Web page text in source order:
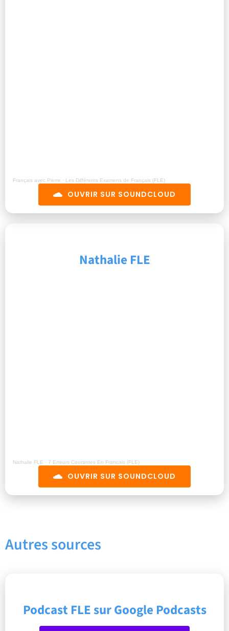
Français avec Pierre · Les Différents Examens de Français (FLE)
OUVRIR SUR SOUNDCLOUD
Nathalie FLE
Nathalie FLE · 7 Erreurs Courantes En Francais (FLE)
OUVRIR SUR SOUNDCLOUD
Autres sources
Podcast FLE sur Google Podcasts